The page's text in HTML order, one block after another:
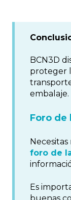
BCN3D
proteger
embalaje.
Foro de
foro de
Es
buenas